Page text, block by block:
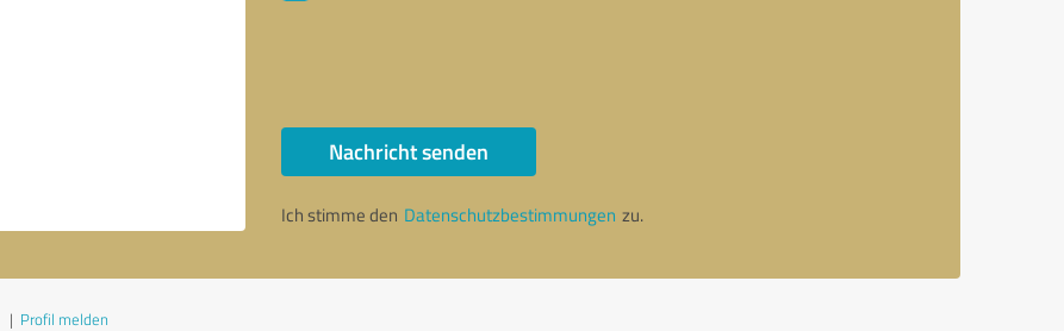
Nachricht senden
Ich stimme den Datenschutzbestimmungen zu.
| Profil melden